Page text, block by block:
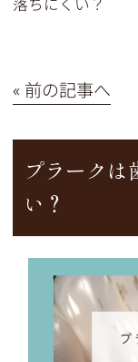
« 前の記事へ
プラークは
い？